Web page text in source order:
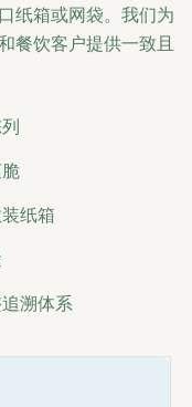
纸箱或网袋。我们为
餐饮客户提供一致且
纸箱
溯体系